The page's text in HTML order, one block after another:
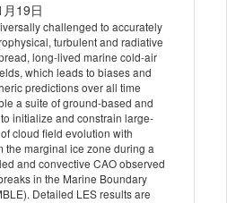
19日
challenged to accurately
turbulent and radiative
long-lived marine cold-air
which leads to biases and
predictions over all time
a suite of ground-based and
initialize and constrain large-
cloud field evolution with
the marginal ice zone during a
and convective CAO observed
in the Marine Boundary
Detailed LES results are